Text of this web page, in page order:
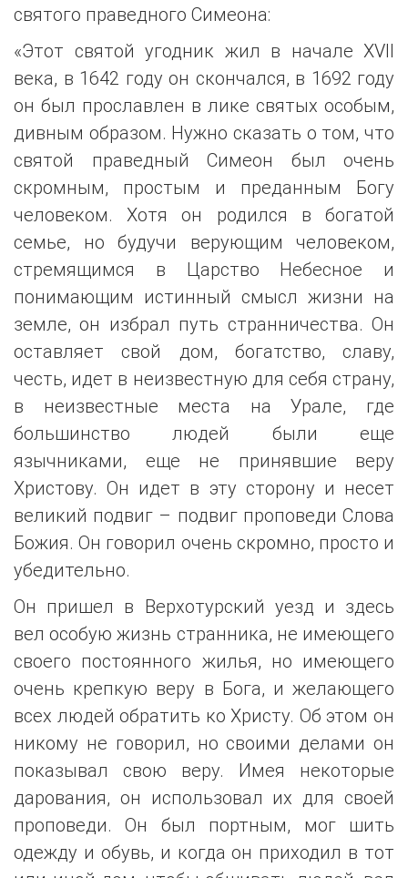
святого праведного Симеона:
«Этот святой угодник жил в начале XVII
века, в 1642 году он скончался, в 1692 году
он был прославлен в лике святых особым,
дивным образом. Нужно сказать о том, что
святой праведный Симеон был очень
скромным, простым и преданным Богу
человеком. Хотя он родился в богатой
семье, но будучи верующим человеком,
стремящимся в Царство Небесное и
понимающим истинный смысл жизни на
земле, он избрал путь странничества. Он
оставляет свой дом, богатство, славу,
честь, идет в неизвестную для себя страну,
в неизвестные места на Урале, где
большинство людей были еще
язычниками, еще не принявшие веру
Христову. Он идет в эту сторону и несет
великий подвиг – подвиг проповеди Слова
Божия. Он говорил очень скромно, просто и
убедительно.
Он пришел в Верхотурский уезд и здесь
вел особую жизнь странника, не имеющего
своего постоянного жилья, но имеющего
очень крепкую веру в Бога, и желающего
всех людей обратить ко Христу. Об этом он
никому не говорил, но своими делами он
показывал свою веру. Имея некоторые
дарования, он использовал их для своей
проповеди. Он был портным, мог шить
одежду и обувь, и когда он приходил в тот